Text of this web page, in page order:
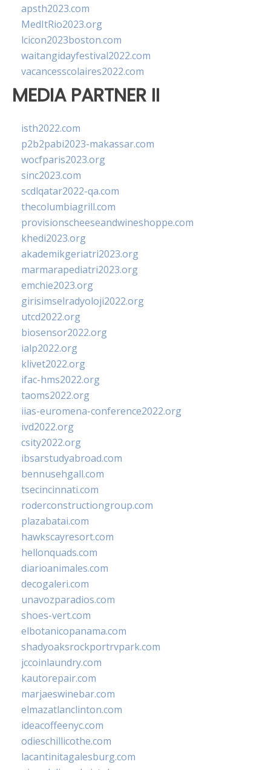
apsth2023.com
MedItRio2023.org
lcicon2023boston.com
waitangidayfestival2022.com
vacancesscolaires2022.com
MEDIA PARTNER II
isth2022.com
p2b2pabi2023-makassar.com
wocfparis2023.org
sinc2023.com
scdlqatar2022-qa.com
thecolumbiagrill.com
provisionscheeseandwineshoppe.com
khedi2023.org
akademikgeriatri2023.org
marmarapediatri2023.org
emchie2023.org
girisimselradyoloji2022.org
utcd2022.org
biosensor2022.org
ialp2022.org
klivet2022.org
ifac-hms2022.org
taoms2022.org
iias-euromena-conference2022.org
ivd2022.org
csity2022.org
ibsarstudyabroad.com
bennusehgall.com
tsecincinnati.com
roderconstructiongroup.com
plazabatai.com
hawkscayresort.com
hellonquads.com
diarioanimales.com
decogaleri.com
unavozparadios.com
shoes-vert.com
elbotanicopanama.com
shadyoaksrockportrvpark.com
jccoinlaundry.com
kautorepair.com
marjaeswinebar.com
elmazatlanclinton.com
ideacoffeenyc.com
odieschillicothe.com
lacantinitagalesburg.com